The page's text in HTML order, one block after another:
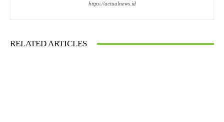
https://actualnews.id
RELATED ARTICLES